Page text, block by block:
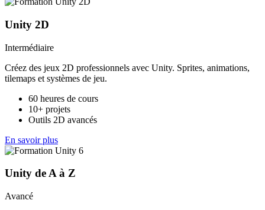
Unity 2D
Intermédiaire
Créez des jeux 2D professionnels avec Unity. Sprites, animations,
tilemaps et systèmes de jeu.
60 heures de cours
10+ projets
Outils 2D avancés
En savoir plus
Unity de A à Z
Avancé